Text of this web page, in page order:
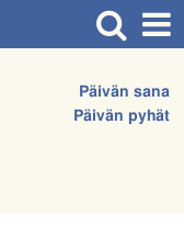
Päivän sana
Päivän pyhät